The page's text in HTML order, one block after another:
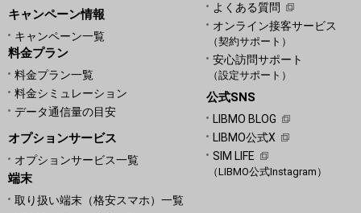
キャンペーン情報
キャンペーン一覧
料金プラン
料金プラン一覧
料金シミュレーション
データ通信量の目安
オプションサービス
オプションサービス一覧
端末
取り扱い端末（格安スマホ）一覧
よくある質問
オンライン接客サービス
（契約サポート）
安心訪問サポート
（設定サポート）
公式SNS
LIBMO BLOG
LIBMO公式X
SIM LIFE
（LIBMO公式Instagram）